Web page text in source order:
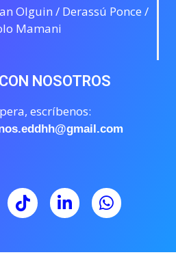
Olguin / Derassú Ponce /
Mamani
NOSOTROS
escríbenos: